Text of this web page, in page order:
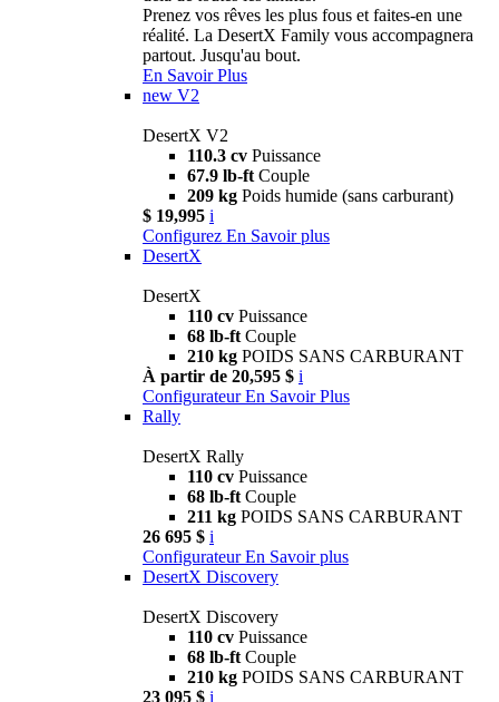
Prenez vos rêves les plus fous et faites-en une
réalité. La DesertX Family vous accompagnera
partout. Jusqu'au bout.
En Savoir Plus
new V2
DesertX V2
110.3 cv Puissance
67.9 lb-ft Couple
209 kg Poids humide (sans carburant)
$ 19,995 i
Configurez En Savoir plus
DesertX
DesertX
110 cv Puissance
68 lb-ft Couple
210 kg POIDS SANS CARBURANT
À partir de 20,595 $ i
Configurateur En Savoir Plus
Rally
DesertX Rally
110 cv Puissance
68 lb-ft Couple
211 kg POIDS SANS CARBURANT
26 695 $ i
Configurateur En Savoir plus
DesertX Discovery
DesertX Discovery
110 cv Puissance
68 lb-ft Couple
210 kg POIDS SANS CARBURANT
23 095 $ i